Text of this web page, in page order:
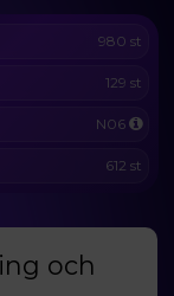
980 st
129 st
N06
612 st
och